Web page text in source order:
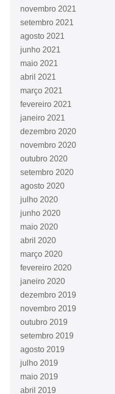
novembro 2021
setembro 2021
agosto 2021
junho 2021
maio 2021
abril 2021
março 2021
fevereiro 2021
janeiro 2021
dezembro 2020
novembro 2020
outubro 2020
setembro 2020
agosto 2020
julho 2020
junho 2020
maio 2020
abril 2020
março 2020
fevereiro 2020
janeiro 2020
dezembro 2019
novembro 2019
outubro 2019
setembro 2019
agosto 2019
julho 2019
maio 2019
abril 2019